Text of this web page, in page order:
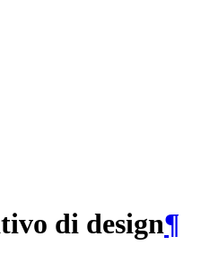
di design¶